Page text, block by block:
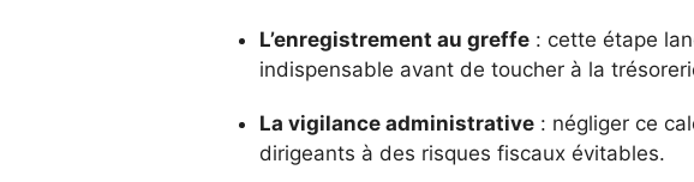
L’enregistrement au greffe: cette étape
indispensable avant de toucher à la
La vigilance administrative: négliger ce
dirigeants à des risques fiscaux évitables.